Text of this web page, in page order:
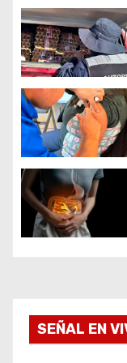
c
i
ó
n
d
e
e
rSEÑAL EN